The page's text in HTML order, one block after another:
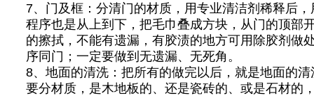
7、门及框：分清门的材质，用专业清洁剂稀释后
程序也是从上到下，把毛巾叠成方块，从门的顶部
的擦拭，不能有遗漏，有胶渍的地方可用除胶剂做
序同门；一定要做到无遗漏、无死角。
8、地面的清洗：把所有的做完以后，就是地面的
要分材质，是木地板的、还是瓷砖的、或是石材的